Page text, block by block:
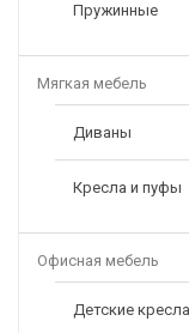
Пружинные
Мягкая мебель
Диваны
Кресла и пуфы
Офисная мебель
Детские кресла